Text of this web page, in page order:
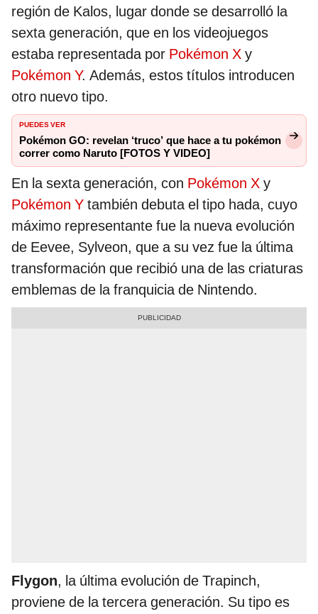
región de Kalos, lugar donde se desarrolló la
sexta generación, que en los videojuegos
estaba representada por Pokémon X y
Pokémon Y. Además, estos títulos introducen
otro nuevo tipo.
PUEDES VER
Pokémon GO: revelan ‘truco’ que hace a tu pokémon
correr como Naruto [FOTOS Y VIDEO]
En la sexta generación, con Pokémon X y
Pokémon Y también debuta el tipo hada, cuyo
máximo representante fue la nueva evolución
de Eevee, Sylveon, que a su vez fue la última
transformación que recibió una de las criaturas
emblemas de la franquicia de Nintendo.
Flygon, la última evolución de Trapinch,
proviene de la tercera generación. Su tipo es